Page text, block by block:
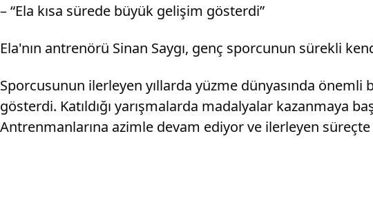
– “Ela kısa sürede büyük gelişim gösterdi”
Ela'nın antrenörü Sinan Saygı, genç sporcunun sürekli
Sporcusunun ilerleyen yıllarda yüzme dünyasında önemli
gösterdi. Katıldığı yarışmalarda madalyalar kazanmaya
Antrenmanlarına azimle devam ediyor ve ilerleyen